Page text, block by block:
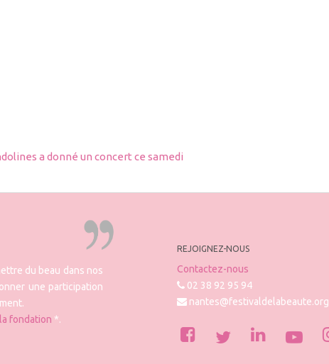
a donné un concert ce samedi
du beau dans nos
une participation
fondation *.
REJOIGNEZ-NOUS
Contactez-nous
02 38 92 95 94
nantes@festivaldelabeaute.org